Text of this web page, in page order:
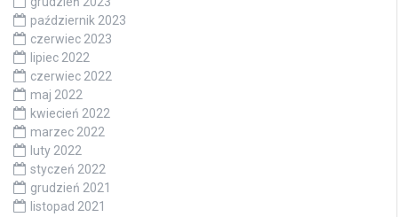
październik 2023
czerwiec 2023
lipiec 2022
czerwiec 2022
maj 2022
kwiecień 2022
marzec 2022
luty 2022
styczeń 2022
grudzień 2021
listopad 2021